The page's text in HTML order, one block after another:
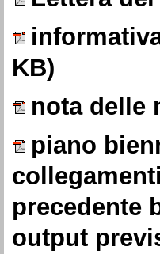
KB)
nota delle
piano
precedente
output